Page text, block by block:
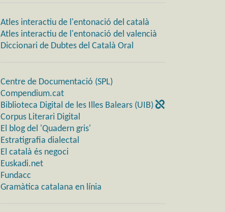
Atles interactiu de l'entonació del català
Atles interactiu de l'entonació del valencià
Diccionari de Dubtes del Català Oral
Centre de Documentació (SPL)
Compendium.cat
Biblioteca Digital de les Illes Balears (UIB)
Corpus Literari Digital
El blog del 'Quadern gris'
Estratigrafia dialectal
El català és negoci
Euskadi.net
Fundacc
Gramàtica catalana en línia